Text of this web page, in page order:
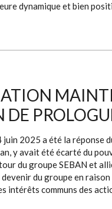
dynamique et bien
DE
juin 2025 a été la réponse
y avait été écarté du
du groupe SEBAN et
du groupe en
intérêts communs des